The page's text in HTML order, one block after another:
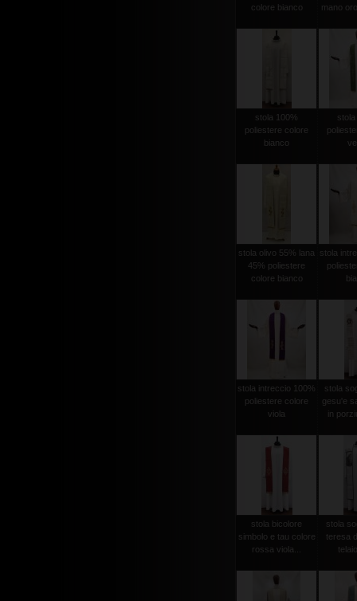
colore bianco
mano
stola 100%
poliestere colore
bianco
stola olivo 55% lana
45% poliestere
colore bianco
stola
stola intreccio 100%
poliestere colore
viola
stola
gesu'e
in
stola bicolore
simbolo e tau colore
rossa viola...
stola
teresa